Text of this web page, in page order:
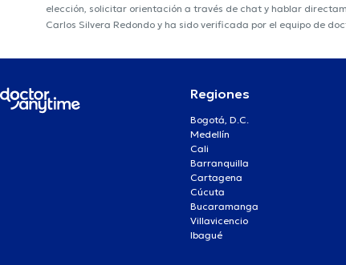
elección, solicitar orientación a través de chat y hablar
Carlos Silvera Redondo y ha sido verificada por el equipo de
Regiones
Bogotá, D.C.
Medellín
Cali
Barranquilla
Cartagena
Cúcuta
Bucaramanga
Villavicencio
Ibagué